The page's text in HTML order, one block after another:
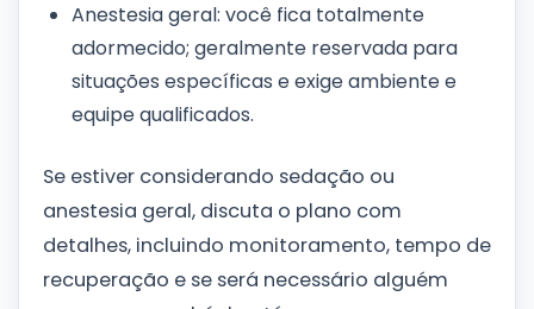
Anestesia geral: você fica totalmente
adormecido; geralmente reservada para
situações específicas e exige ambiente e
equipe qualificados.
Se estiver considerando sedação ou
anestesia geral, discuta o plano com
detalhes, incluindo monitoramento, tempo de
recuperação e se será necessário alguém